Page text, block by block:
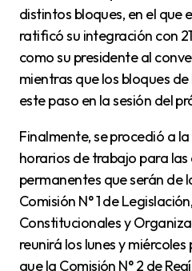
distintos bloques, en el que
ratificó su integración con
como su presidente al
mientras que los bloques
este paso en la sesión del
Finalmente, se procedió a la fijación de días y
horarios de trabajo para las
permanentes que serán de
Comisión N° 1 de
Constitucionales y
reunirá los lunes y
que la Comisión N° 2 de